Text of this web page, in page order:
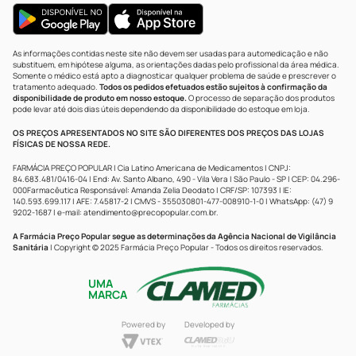
As informações contidas neste site não devem ser usadas para automedicação e não
substituem, em hipótese alguma, as orientações dadas pelo profissional da área médica.
Somente o médico está apto a diagnosticar qualquer problema de saúde e prescrever o
tratamento adequado. Todos os pedidos efetuados estão sujeitos à confirmação da
disponibilidade de produto em nosso estoque.O processo de separação dos produtos
pode levar até dois dias úteis dependendo da disponibilidade do estoque em loja.
OS PREÇOS APRESENTADOS NO SITE SÃO DIFERENTES DOS PREÇOS DAS LOJAS
FÍSICAS DE NOSSA REDE.
FARMÁCIA PREÇO POPULAR | Cia Latino Americana de Medicamentos | CNPJ:
84.683.481/0416-04 | End: Av. Santo Albano, 490 - Vila Vera | São Paulo - SP | CEP: 04.296-
000Farmacêutica Responsável: Amanda Zelia Deodato | CRF/SP: 107393 | IE:
140.593.699.117 | AFE: 7.45817-2 | CMVS - 355030801-477-008910-1-0 | WhatsApp: (47) 9
9202-1687 | e-mail: atendimento@precopopular.com.br.
A Farmácia Preço Popular segue as determinações da Agência Nacional de Vigilância
Sanitária | Copyright © 2025 Farmácia Preço Popular - Todos os direitos reservados.
UMA
MARCA
Powered by Developed by